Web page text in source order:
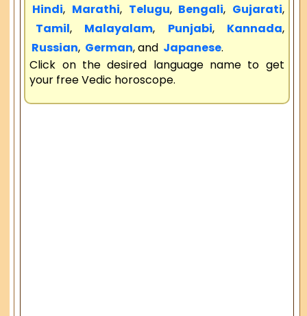
Hindi, Marathi, Telugu, Bengali, Gujarati,
Tamil, Malayalam, Punjabi, Kannada,
Russian, German, and Japanese.
Click on the desired language name to get
your free Vedic horoscope.